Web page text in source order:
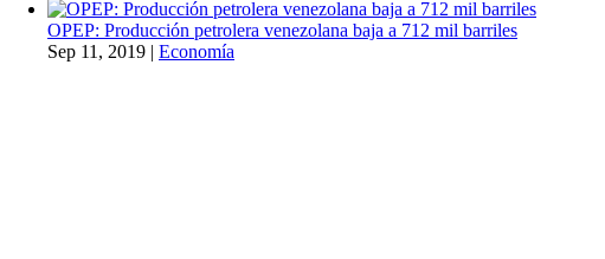
OPEP: Producción petrolera venezolana baja a 712 mil barriles
Sep 11, 2019 | Economía